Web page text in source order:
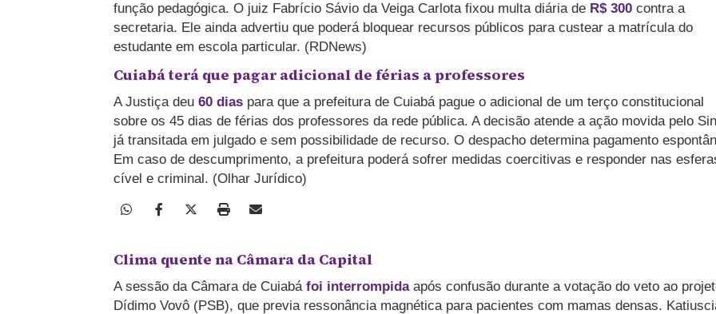
função pedagógica. O juiz Fabrício Sávio da Veiga Carlota fixou multa diária de R$ 300 contra a
secretaria. Ele ainda advertiu que poderá bloquear recursos públicos para custear a matrícula do
estudante em escola particular. (RDNews)
Cuiabá terá que pagar adicional de férias a professores
A Justiça deu 60 dias para que a prefeitura de Cuiabá pague o adicional de um terço constitucional
sobre os 45 dias de férias dos professores da rede pública. A decisão atende a ação movida pelo
já transitada em julgado e sem possibilidade de recurso. O despacho determina pagamento
Em caso de descumprimento, a prefeitura poderá sofrer medidas coercitivas e responder nas
cível e criminal. (Olhar Jurídico)
Clima quente na Câmara da Capital
A sessão da Câmara de Cuiabáfoi interrompida após confusão durante a votação do veto ao
Dídimo Vovô (PSB), que previa ressonância magnética para pacientes com mamas densas.